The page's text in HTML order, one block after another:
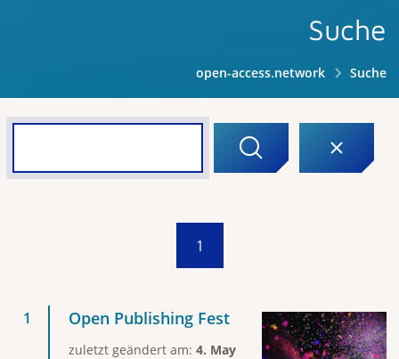
Suche
open-access.network Suche
1
Open Publishing Fest
zuletzt geändert am: 4. May